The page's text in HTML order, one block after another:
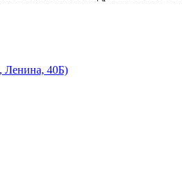
Ленина, 40Б)